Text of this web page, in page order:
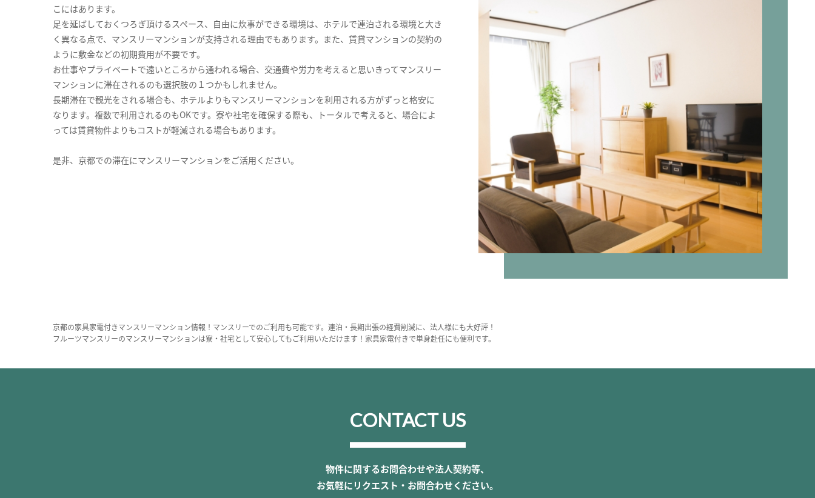
こにはあります。
足を延ばしておくつろぎ頂けるスペース、自由に炊事ができる環境は、ホテルで連泊される環境と大き
く異なる点で、マンスリーマンションが支持される理由でもあります。また、賃貸マンションの契約の
ように敷金などの初期費用が不要です。
お仕事やプライベートで遠いところから通われる場合、交通費や労力を考えると思いきってマンスリー
マンションに滞在されるのも選択肢の１つかもしれません。
長期滞在で観光をされる場合も、ホテルよりもマンスリーマンションを利用される方がずっと格安に
なります。複数で利用されるのもOKです。寮や社宅を確保する際も、トータルで考えると、場合によ
っては賃貸物件よりもコストが軽減される場合もあります。
是非、京都での滞在にマンスリーマンションをご活用ください。
京都の家具家電付きマンスリーマンション情報！マンスリーでのご利用も可能です。連泊・長期出張の経費削減に、法人様にも大好評！
フルーツマンスリーのマンスリーマンションは寮・社宅として安心してもご利用いただけます！家具家電付きで単身赴任にも便利です。
CONTACT US
物件に関するお問合わせや法人契約等、
お気軽にリクエスト・お問合わせください。